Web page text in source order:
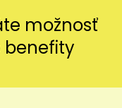
možnosť
benefity